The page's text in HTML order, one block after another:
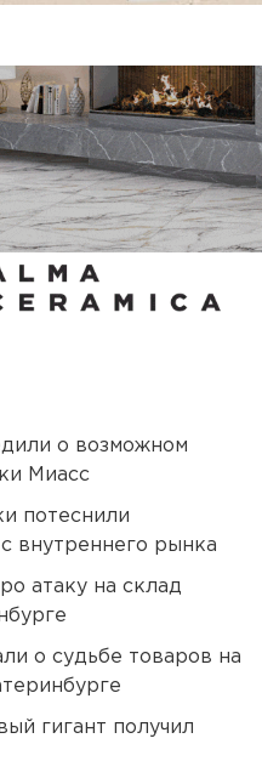
о возможном
Миасс
потеснили
внутреннего рынка
атаку на склад
о судьбе товаров на
гигант получил